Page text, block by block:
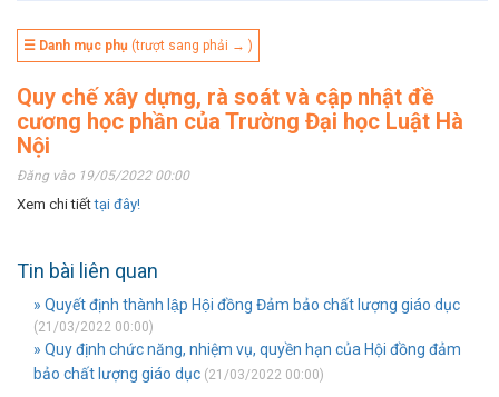
☰ Danh mục phụ (trượt sang phải → )
Quy chế xây dựng, rà soát và cập nhật đề
cương học phần của Trường Đại học Luật Hà
Nội
Đăng vào 19/05/2022 00:00
Xem chi tiếttại đây!
Tin bài liên quan
» Quyết định thành lập Hội đồng Đảm bảo chất lượng giáo dục
(21/03/2022 00:00)
» Quy định chức năng, nhiệm vụ, quyền hạn của Hội đồng đảm
bảo chất lượng giáo dục (21/03/2022 00:00)